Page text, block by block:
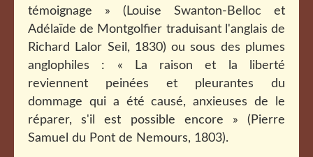
témoignage » (Louise Swanton-Belloc et
Adélaïde de Montgolfier traduisant l'anglais de
Richard Lalor Seil, 1830) ou sous des plumes
anglophiles : « La raison et la liberté
reviennent peinées et pleurantes du
dommage qui a été causé, anxieuses de le
réparer, s'il est possible encore » (Pierre
Samuel du Pont de Nemours, 1803).